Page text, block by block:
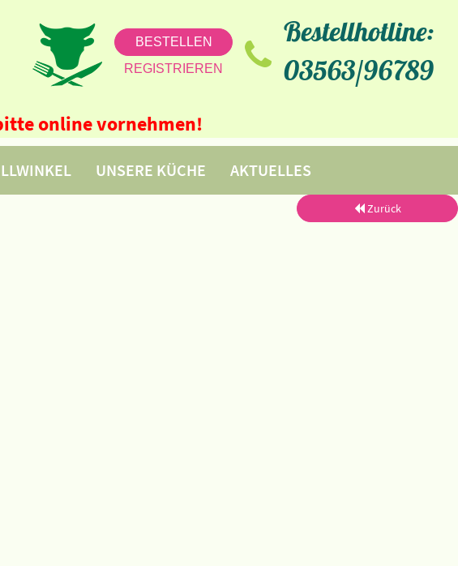
BESTELLEN
REGISTRIEREN
Bestellhotline:
03563/96789
online vornehmen!
UNSERE KÜCHE AKTUELLES
Zurück